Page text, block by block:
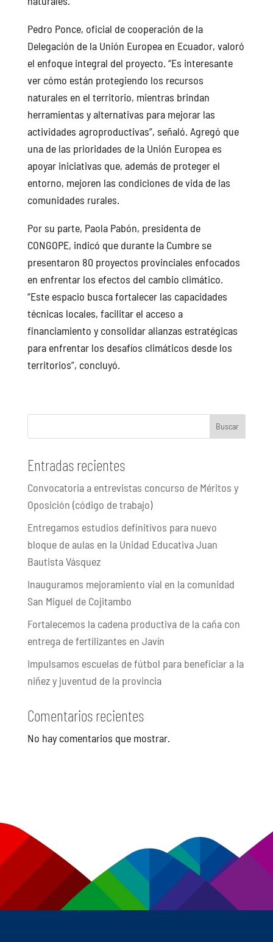
Pedro Ponce, oficial de cooperación de la
Delegación de la Unión Europea en Ecuador, valoró
el enfoque integral del proyecto. “Es interesante
ver cómo están protegiendo los recursos
naturales en el territorio, mientras brindan
herramientas y alternativas para mejorar las
actividades agroproductivas”, señaló. Agregó que
una de las prioridades de la Unión Europea es
apoyar iniciativas que, además de proteger el
entorno, mejoren las condiciones de vida de las
comunidades rurales.
Por su parte, Paola Pabón, presidenta de
CONGOPE, indicó que durante la Cumbre se
presentaron 80 proyectos provinciales enfocados
en enfrentar los efectos del cambio climático.
“Este espacio busca fortalecer las capacidades
técnicas locales, facilitar el acceso a
financiamiento y consolidar alianzas estratégicas
para enfrentar los desafíos climáticos desde los
territorios”, concluyó.
Buscar
Entradas recientes
Convocatoria a entrevistas concurso de Méritos y
Oposición (código de trabajo)
Entregamos estudios definitivos para nuevo
bloque de aulas en la Unidad Educativa Juan
Bautista Vásquez
Inauguramos mejoramiento vial en la comunidad
San Miguel de Cojitambo
Fortalecemos la cadena productiva de la caña con
entrega de fertilizantes en Javín
Impulsamos escuelas de fútbol para beneficiar a la
niñez y juventud de la provincia
Comentarios recientes
No hay comentarios que mostrar.